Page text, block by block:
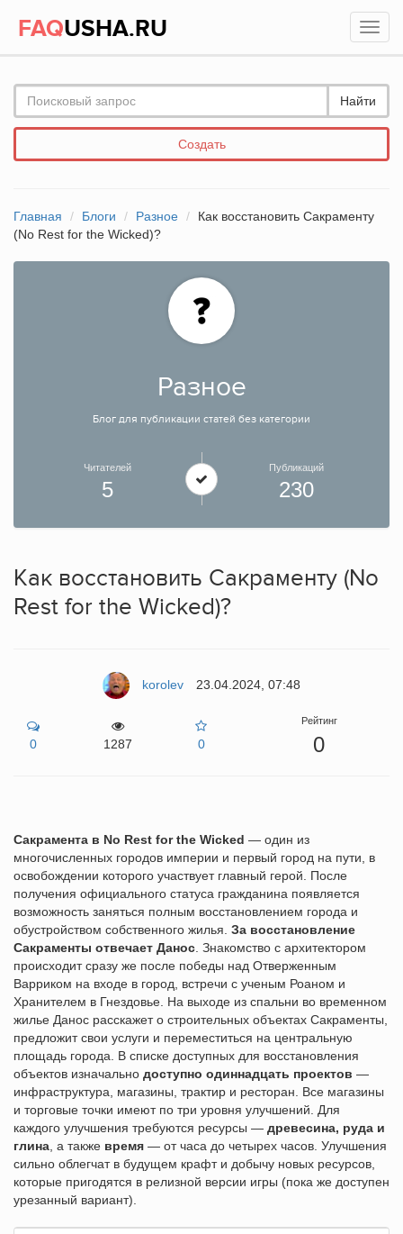
FAQUSHA.RU
Найти
Создать
Главная Блоги Разное
Как восстановить Сакраменту
(No Rest for the Wicked)?
Разное
Блог для публикации статей без категории
Читателей
5
Публикаций
230
Как восстановить Сакраменту (No
Rest for the Wicked)?
korolev 23.04.2024, 07:48
0 1287 0
Рейтинг
0
Сакрамента в No Rest for the Wicked — один из
многочисленных городов империи и первый город на пути, в
освобождении которого участвует главный герой. После
получения официального статуса гражданина появляется
возможность заняться полным восстановлением города и
обустройством собственного жилья. За восстановление
Сакраменты отвечает Данос . Знакомство с архитектором
происходит сразу же после победы над Отверженным
Варриком на входе в город, встречи с ученым Роаном и
Хранителем в Гнездовье. На выходе из спальни во временном
жилье Данос расскажет о строительных объектах Сакраменты,
предложит свои услуги и переместиться на центральную
площадь города. В списке доступных для восстановления
объектов изначально доступно одиннадцать проектов —
инфраструктура, магазины, трактир и ресторан. Все магазины
и торговые точки имеют по три уровня улучшений. Для
каждого улучшения требуются ресурсы — древесина, руда и
глина , а также время — от часа до четырех часов. Улучшения
сильно облегчат в будущем крафт и добычу новых ресурсов,
которые пригодятся в релизной версии игры (пока же доступен
урезанный вариант).